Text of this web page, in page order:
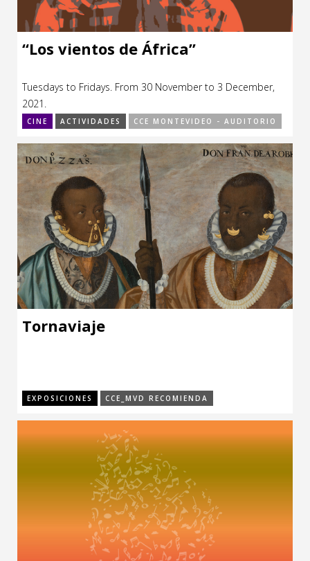
“Los vientos de África”
Tuesdays to Fridays. From 30 November to 3 December,
2021.
CINE ACTIVIDADES CCE MONTEVIDEO - AUDITORIO
Tornaviaje
EXPOSICIONES CCE_MVD RECOMIENDA